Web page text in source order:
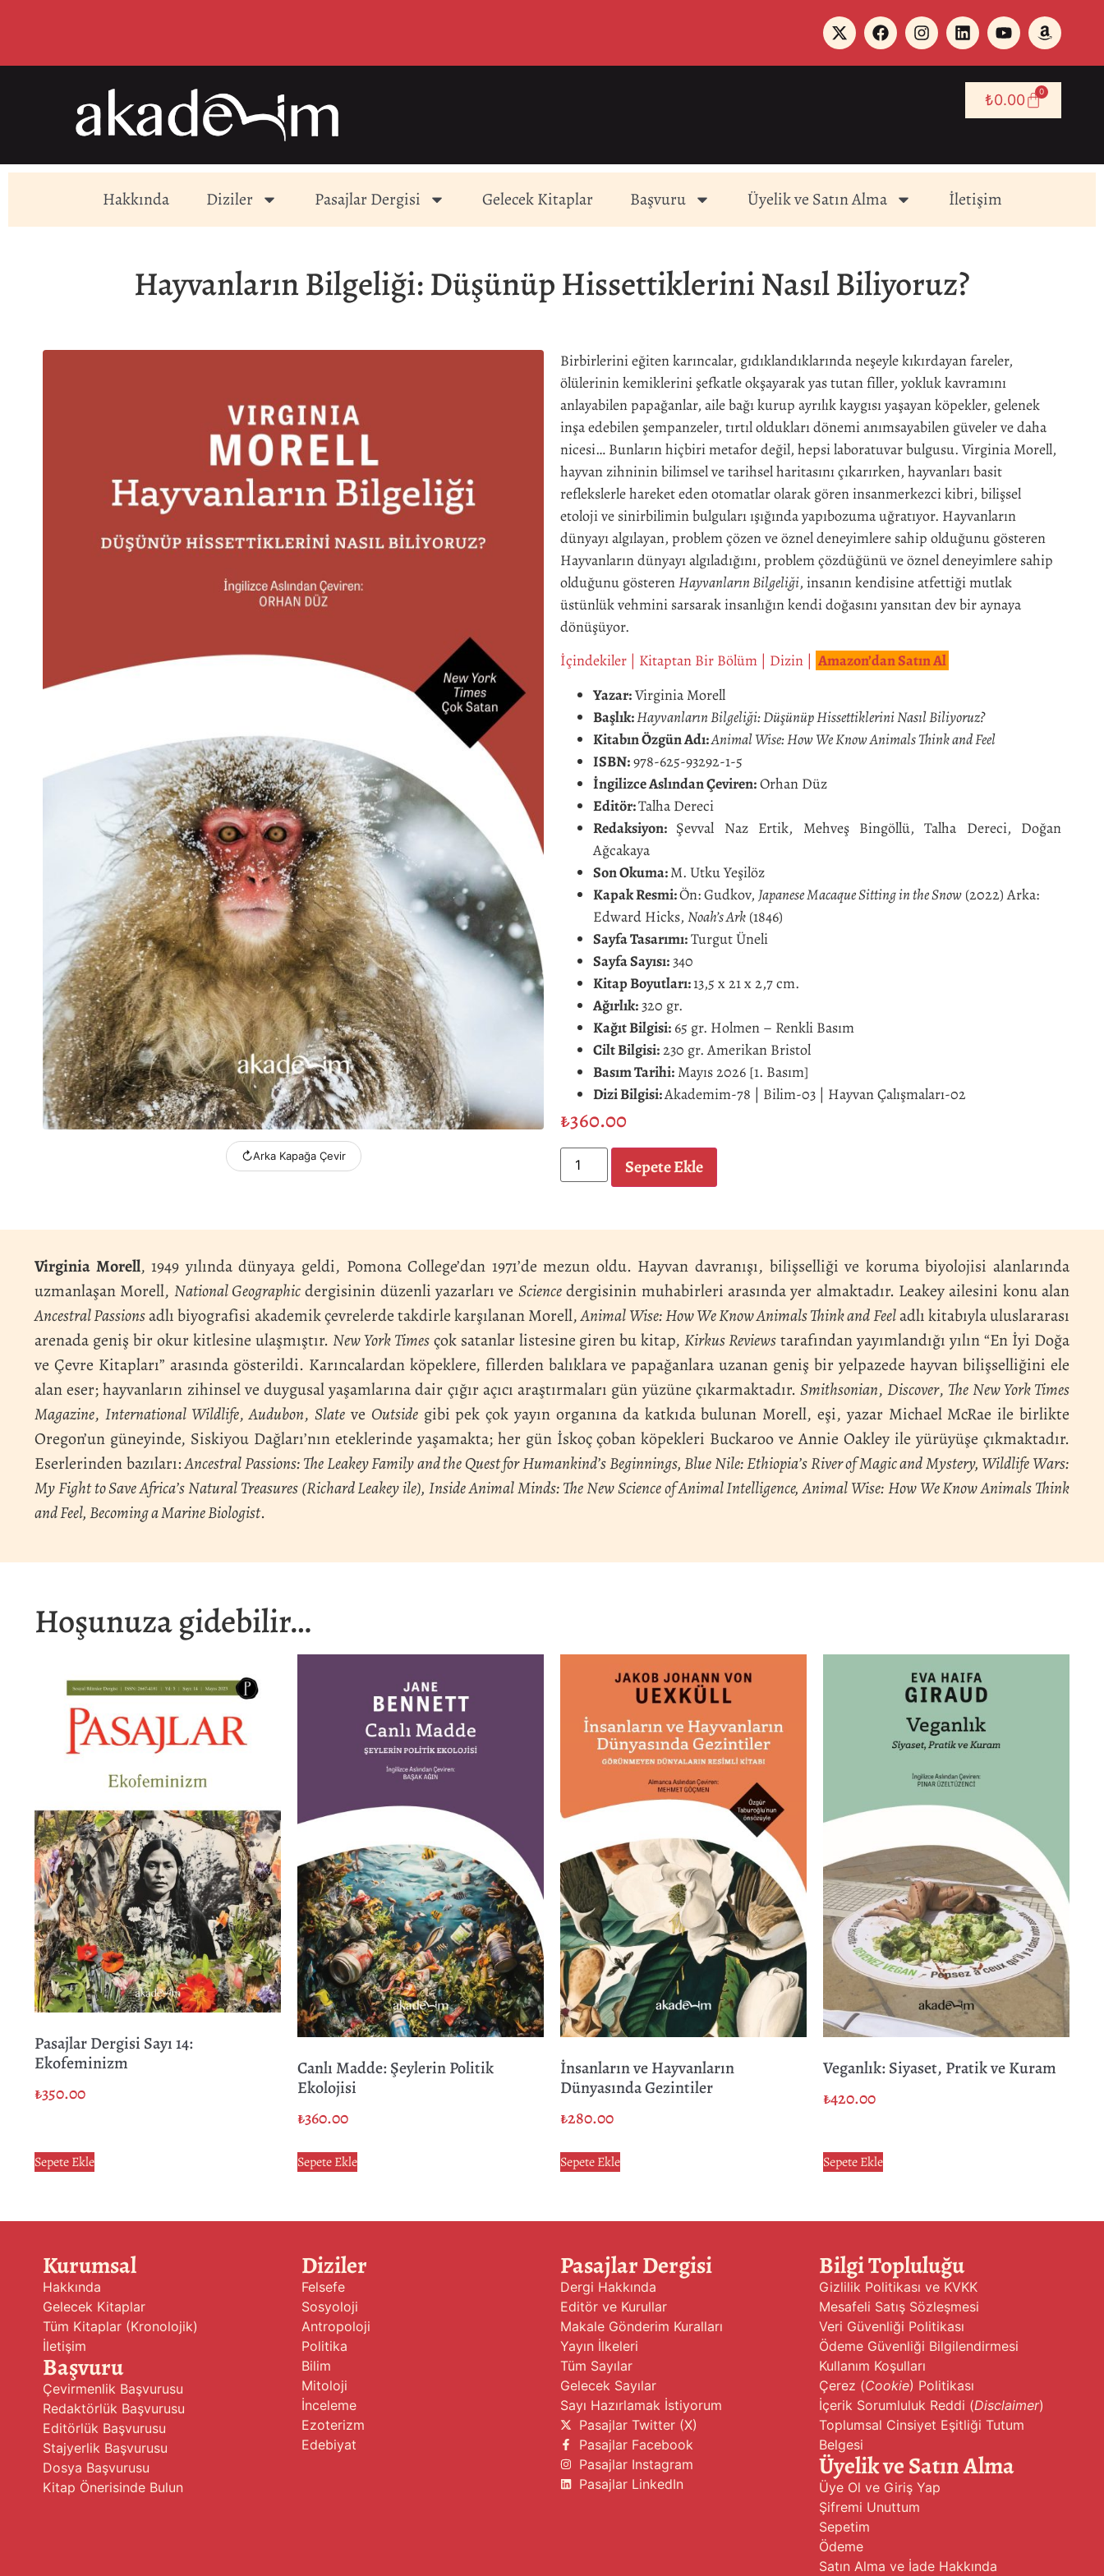
₺0.00 0
Hakkında Diziler Pasajlar Dergisi Gelecek Kitaplar Başvuru Üyelik ve Satın Alma İletişim
Hayvanların Bilgeliği: Düşünüp Hissettiklerini Nasıl Biliyoruz?
↻Arka Kapağa Çevir
Birbirlerini eğiten karıncalar, gıdıklandıklarında neşeyle kıkırdayan fareler,
ölülerinin kemiklerini şefkatle okşayarak yas tutan filler, yokluk kavramını
anlayabilen papağanlar, aile bağı kurup ayrılık kaygısı yaşayan köpekler, gelenek
inşa edebilen şempanzeler, tırtıl oldukları dönemi anımsayabilen güveler ve daha
nicesi… Bunların hiçbiri metafor değil, hepsi laboratuvar bulgusu. Virginia Morell,
hayvan zihninin bilimsel ve tarihsel haritasını çıkarırken, hayvanları basit
reflekslerle hareket eden otomatlar olarak gören insanmerkezci kibri, bilişsel
etoloji ve sinirbilimin bulguları ışığında yapıbozuma uğratıyor. Hayvanların
dünyayı algılayan, problem çözen ve öznel deneyimlere sahip olduğunu gösteren
Hayvanların dünyayı algıladığını, problem çözdüğünü ve öznel deneyimlere sahip
olduğunu gösterenHayvanların Bilgeliği, insanın kendisine atfettiği mutlak
üstünlük vehmini sarsarak insanlığın kendi doğasını yansıtan dev bir aynaya
dönüşüyor.
İçindekiler | Kitaptan Bir Bölüm | Dizin | Amazon’dan Satın Al
Yazar:Virginia Morell
Başlık:Hayvanların Bilgeliği: Düşünüp Hissettiklerini Nasıl Biliyoruz?
Kitabın Özgün Adı:Animal Wise: How We Know Animals Think and Feel
ISBN:978-625-93292-1-5
İngilizce Aslından Çeviren:Orhan Düz
Editör:Talha Dereci
Redaksiyon: Şevval Naz Ertik, Mehveş Bingöllü, Talha Dereci, Doğan
Ağcakaya
Son Okuma:M. Utku Yeşilöz
Kapak Resmi:Ön: Gudkov, Japanese Macaque Sitting in the Snow (2022) Arka:
Edward Hicks, Noah’s Ark (1846)
Sayfa Tasarımı:Turgut Üneli
Sayfa Sayısı:340
Kitap Boyutları:13,5 x 21 x 2,7 cm.
Ağırlık:320 gr.
Kağıt Bilgisi: 65 gr. Holmen – Renkli Basım
Cilt Bilgisi:230 gr. Amerikan Bristol
Basım Tarihi: Mayıs 2026 [1. Basım]
Dizi Bilgisi:Akademim-78 | Bilim-03 | Hayvan Çalışmaları-02
₺360.00
Sepete Ekle
Virginia Morell, 1949 yılında dünyaya geldi, Pomona College’dan 1971’de mezun oldu. Hayvan davranışı, bilişselliği ve koruma biyolojisi alanlarında
uzmanlaşan Morell, National Geographicdergisinin düzenli yazarları ve Sciencedergisinin muhabirleri arasında yer almaktadır. Leakey ailesini konu alan
Ancestral Passionsadlı biyografisi akademik çevrelerde takdirle karşılanan Morell,Animal Wise: How We Know Animals Think and Feeladlı kitabıyla uluslararası
arenada geniş bir okur kitlesine ulaşmıştır. New York Timesçok satanlar listesine giren bu kitap,Kirkus Reviewstarafından yayımlandığı yılın “En İyi Doğa
ve Çevre Kitapları” arasında gösterildi. Karıncalardan köpeklere, fillerden balıklara ve papağanlara uzanan geniş bir yelpazede hayvan bilişselliğini ele
alan eser; hayvanların zihinsel ve duygusal yaşamlarına dair çığır açıcı araştırmaları gün yüzüne çıkarmaktadır. Smithsonian,Discover, The New York Times
Magazine, International Wildlife,Audubon,Slate ve Outsidegibi pek çok yayın organına da katkıda bulunan Morell, eşi, yazar Michael McRae ile birlikte
Oregon’un güneyinde, Siskiyou Dağları’nın eteklerinde yaşamakta; her gün İskoç çoban köpekleri Buckaroo ve Annie Oakley ile yürüyüşe çıkmaktadır.
Eserlerinden bazıları:Ancestral Passions: The Leakey Family and the Quest for Humankind’s Beginnings, Blue Nile: Ethiopia’s River of Magic and Mystery, Wildlife Wars:
My Fight to Save Africa’s Natural Treasures (Richard Leakey ile), Inside Animal Minds: The New Science of Animal Intelligence, Animal Wise: How We Know Animals Think
and Feel, Becoming a Marine Biologist.
Hoşunuza gidebilir…
Pasajlar Dergisi Sayı 14:
Ekofeminizm
₺350.00
Sepete Ekle
Canlı Madde: Şeylerin Politik
Ekolojisi
₺360.00
Sepete Ekle
İnsanların ve Hayvanların
Dünyasında Gezintiler
₺280.00
Sepete Ekle
Veganlık: Siyaset, Pratik ve Kuram
₺420.00
Sepete Ekle
Kurumsal
Hakkında
Gelecek Kitaplar
Tüm Kitaplar (Kronolojik)
İletişim
Başvuru
Çevirmenlik Başvurusu
Redaktörlük Başvurusu
Editörlük Başvurusu
Stajyerlik Başvurusu
Dosya Başvurusu
Kitap Önerisinde Bulun
Diziler
Felsefe
Sosyoloji
Antropoloji
Politika
Bilim
Mitoloji
İnceleme
Ezoterizm
Edebiyat
Pasajlar Dergisi
Dergi Hakkında
Editör ve Kurullar
Makale Gönderim Kuralları
Yayın İlkeleri
Tüm Sayılar
Gelecek Sayılar
Sayı Hazırlamak İstiyorum
Pasajlar Twitter (X)
Pasajlar Facebook
Pasajlar Instagram
Pasajlar LinkedIn
Bilgi Topluluğu
Gizlilik Politikası ve KVKK
Mesafeli Satış Sözleşmesi
Veri Güvenliği Politikası
Ödeme Güvenliği Bilgilendirmesi
Kullanım Koşulları
Çerez (Cookie) Politikası
İçerik Sorumluluk Reddi (Disclaimer)
Toplumsal Cinsiyet Eşitliği Tutum
Belgesi
Üyelik ve Satın Alma
Üye Ol ve Giriş Yap
Şifremi Unuttum
Sepetim
Ödeme
Satın Alma ve İade Hakkında